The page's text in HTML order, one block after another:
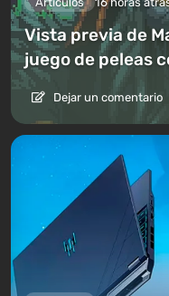
Vista previa de
juego de peleas
Dejar un comentario